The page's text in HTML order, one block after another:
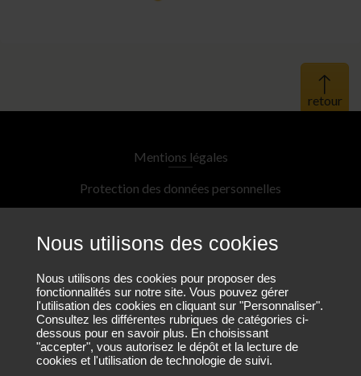
Nous utilisons des cookies
Nous utilisons des cookies pour proposer des
fonctionnalités sur notre site. Vous pouvez gérer
l'utilisation des cookies en cliquant sur "Personnaliser".
Consultez les différentes rubriques de catégories ci-
dessous pour en savoir plus. En choisissant
"accepter", vous autorisez le dépôt et la lecture de
cookies et l'utilisation de technologie de suivi.
Haut
Mentions légales
Protection des données personnelles
Nous contacter
Nous suivre sur LinkedIn
Nous rejoindre